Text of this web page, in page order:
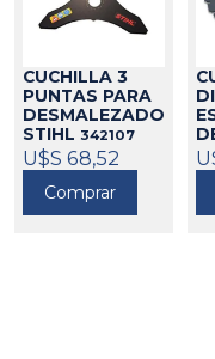
CUCHILLA 3
PUNTAS PARA
DESMALEZADORA
STIHL 342107
U$S 68,52
Comprar